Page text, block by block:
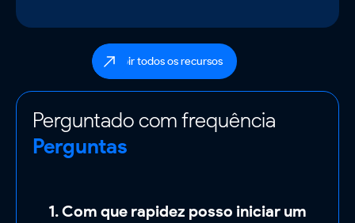
Exibir todos os recursos
Perguntado com frequência
Perguntas
1. Com que rapidez posso iniciar um